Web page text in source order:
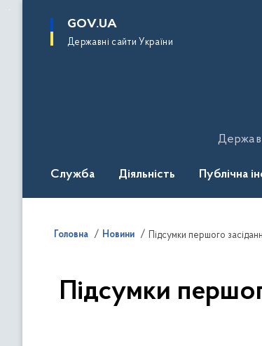
основного
GOV.UA
Державні сайти України
Служба Діяльність Публічна
Головна Новини Підсумки першого
Підсумки